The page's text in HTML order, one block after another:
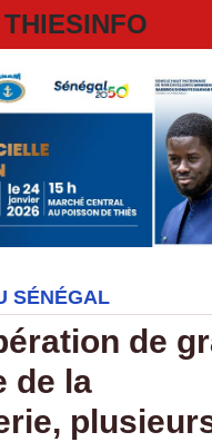
THIESINFO
SÉNÉGAL
de
de la